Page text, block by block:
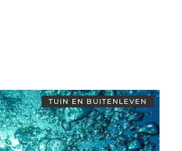
TUIN EN BUITENLEVEN